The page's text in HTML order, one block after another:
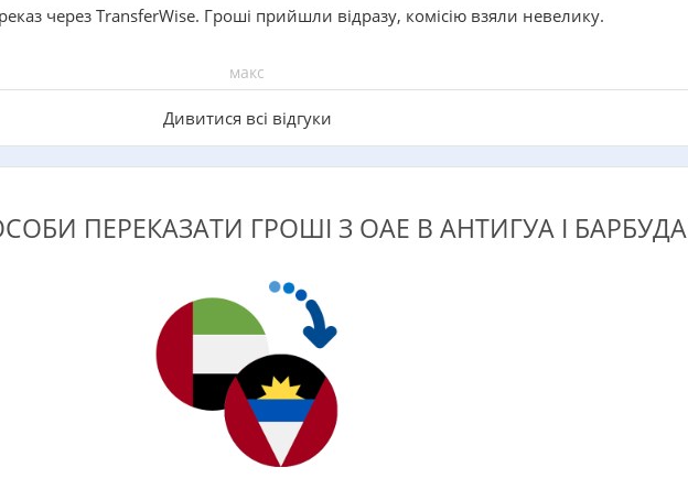
через TransferWise. Гроші прийшли відразу, комісію взяли невелику.
макс
Дивитися всі відгуки
ПЕРЕКАЗАТИ ГРОШІ З ОАЕ В АНТИГУА І БАРБУДА